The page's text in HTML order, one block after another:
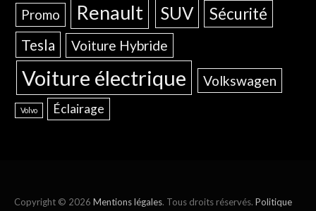
Promo Renault SUV Sécurité
Tesla Voiture Hybride
Voiture électrique Volkswagen
Volvo Éclairage
Copyright © 2026 Mentions légales. Tous droits réservés. Politique